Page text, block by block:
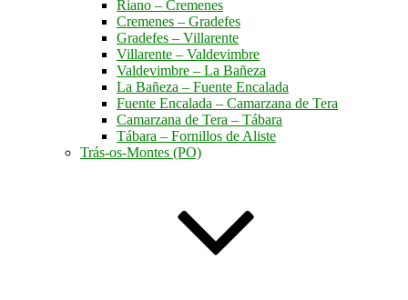
Riano – Cremenes
Cremenes – Gradefes
Gradefes – Villarente
Villarente – Valdevimbre
Valdevimbre – La Bañeza
La Bañeza – Fuente Encalada
Fuente Encalada – Camarzana de Tera
Camarzana de Tera – Tábara
Tábara – Fornillos de Aliste
Trás-os-Montes (PO)